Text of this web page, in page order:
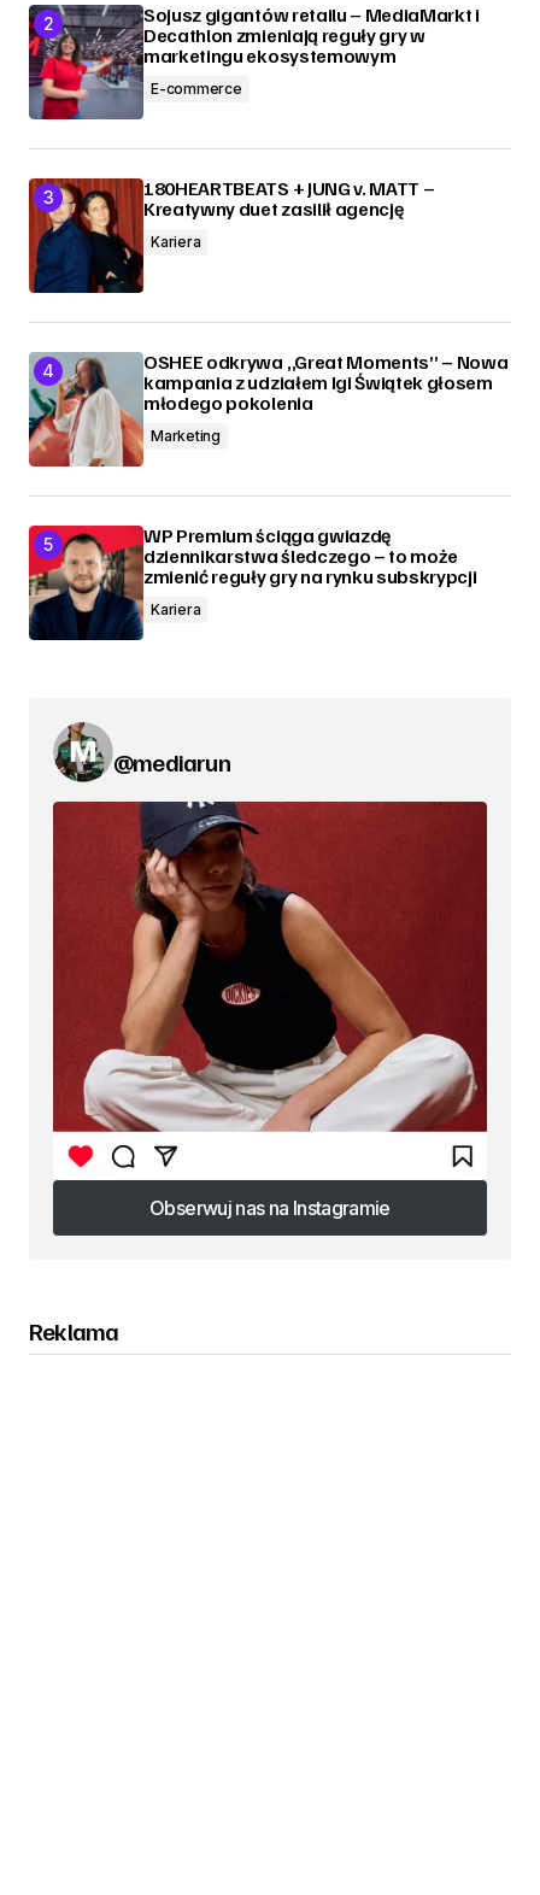
Sojusz gigantów retailu – MediaMarkt i
Decathlon zmieniają reguły gry w
marketingu ekosystemowym
E-commerce
180HEARTBEATS + JUNG v. MATT –
Kreatywny duet zasilił agencję
Kariera
OSHEE odkrywa „Great Moments” – Nowa
kampania z udziałem Igi Świątek głosem
młodego pokolenia
Marketing
WP Premium ściąga gwiazdę
dziennikarstwa śledczego – to może
zmienić reguły gry na rynku subskrypcji
Kariera
@mediarun
Obserwuj nas na Instagramie
Obserwuj nas na Instagramie
Reklama